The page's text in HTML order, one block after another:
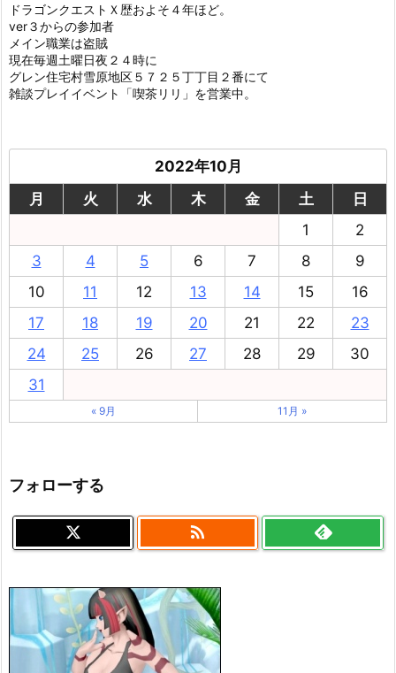
ドラゴンクエストＸ歴およそ４年ほど。
ver３からの参加者
メイン職業は盗賊
現在毎週土曜日夜２４時に
グレン住宅村雪原地区５７２５丁丁目２番にて
雑談プレイイベント「喫茶リリ」を営業中。
2022年10月
月
火 水 木 金 土
日
1
2
3
4 5 6 7 8
9
10
11 12 13 14 15
16
17
18 19 20 21 22
23
24
25 26 27 28 29
30
31
« 9月 11月 »
フォローする
